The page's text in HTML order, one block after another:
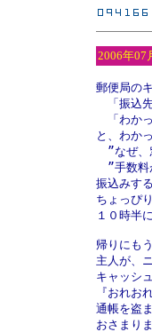
2006年07
郵便局の
「振込
「わか
と、わか
”なぜ、
”手数料
振込みす
ちょっぴ
１０時半
帰りにも
主人が、
キャッシ
『おれお
通帳を盗
おさまり